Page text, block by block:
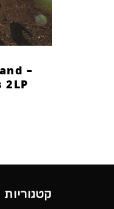
–